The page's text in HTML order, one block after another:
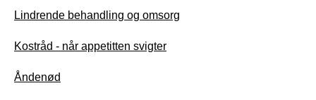
Lindrende behandling og omsorg
Kostråd - når appetitten svigter
Åndenød